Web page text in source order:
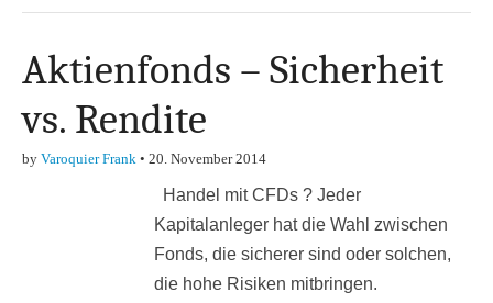
Aktienfonds – Sicherheit
vs. Rendite
by Varoquier Frank • 20. November 2014
Handel mit CFDs ? Jeder
Kapitalanleger hat die Wahl zwischen
Fonds, die sicherer sind oder solchen,
die hohe Risiken mitbringen.